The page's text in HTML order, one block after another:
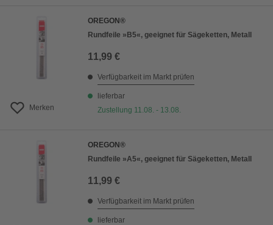
Merken
OREGON®
Rundfeile »B5«, geeignet für Sägeketten, Metall
11,99 €
Verfügbarkeit im Markt prüfen
lieferbar
Zustellung 11.08. - 13.08.
OREGON®
Rundfeile »A5«, geeignet für Sägeketten, Metall
11,99 €
Verfügbarkeit im Markt prüfen
lieferbar